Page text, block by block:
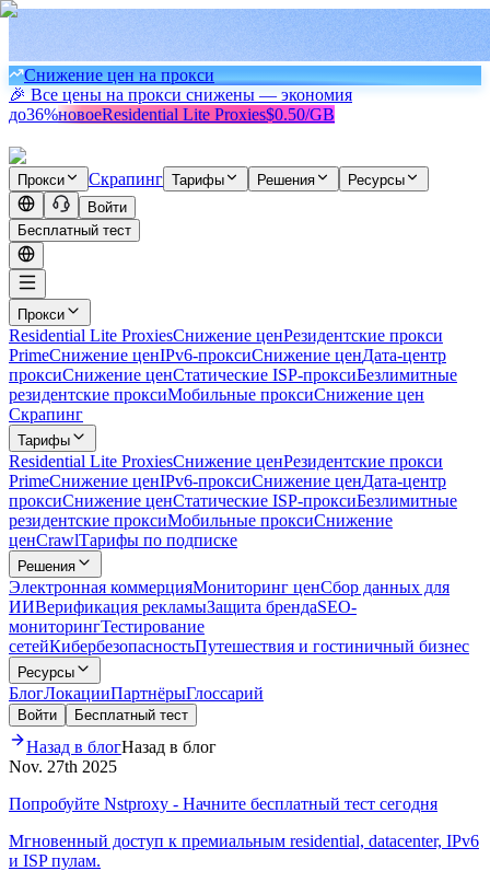
Снижение цен на прокси
🎉 Все цены на прокси снижены — экономия
до36%новоеResidential Lite Proxies$0.50/GB
Прокси Скрапинг Тарифы Решения
Ресурсы
Войти
Бесплатный тест
Прокси
Residential Lite ProxiesСнижение ценРезидентские прокси
PrimeСнижение ценIPv6-проксиСнижение ценДата-центр
проксиСнижение ценСтатические ISP-проксиБезлимитные
резидентские проксиМобильные проксиСнижение цен
Скрапинг
Тарифы
Residential Lite ProxiesСнижение ценРезидентские прокси
PrimeСнижение ценIPv6-проксиСнижение ценДата-центр
проксиСнижение ценСтатические ISP-проксиБезлимитные
резидентские проксиМобильные проксиСнижение
ценCrawlТарифы по подписке
Решения
Электронная коммерцияМониторинг ценСбор данных для
ИИВерификация рекламыЗащита брендаSEO-
мониторингТестирование
сетейКибербезопасностьПутешествия и гостиничный бизнес
Ресурсы
БлогЛокацииПартнёрыГлоссарий
Войти Бесплатный тест
Назад в блогНазад в блог
Nov. 27th 2025
Попробуйте Nstproxy - Начните бесплатный тест сегодня
Мгновенный доступ к премиальным residential, datacenter, IPv6
и ISP пулам.